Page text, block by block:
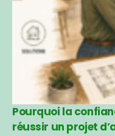
Pourquoi la
réussir un projet